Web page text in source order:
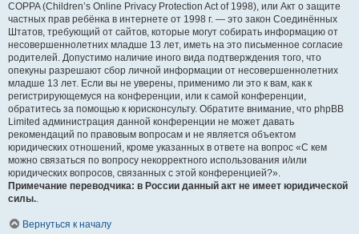
COPPA (Children’s Online Privacy Protection Act of 1998), или Акт о защите
частных прав ребёнка в интернете от 1998 г. — это закон Соединённых
Штатов, требующий от сайтов, которые могут собирать информацию от
несовершеннолетних младше 13 лет, иметь на это письменное согласие
родителей. Допустимо наличие иного вида подтверждения того, что
опекуны разрешают сбор личной информации от несовершеннолетних
младше 13 лет. Если вы не уверены, применимо ли это к вам, как к
регистрирующемуся на конференции, или к самой конференции,
обратитесь за помощью к юрисконсульту. Обратите внимание, что phpBB
Limited администрация данной конференции не может давать
рекомендаций по правовым вопросам и не является объектом
юридических отношений, кроме указанных в ответе на вопрос «С кем
можно связаться по вопросу некорректного использования и/или
юридических вопросов, связанных с этой конференцией?».
Примечание переводчика: в России данный акт не имеет юридической
силы..
Вернуться к началу